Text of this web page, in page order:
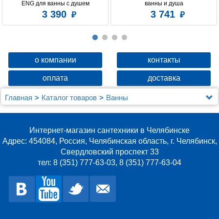
Форсунок гидромассажа
ENG для ванны с душем
3 390
ванны и душа
3 741
о компании контакты
оплата доставка
Главная Каталог товаров
Ванны
Акриловая ванна Gemy G9052 II O L
Интернет-магазин сантехники в Челябинске
Адрес: 454084, Россия, Челябинская область, г. Челябинск,
Свердловский проспект 33
тел: 8 (351) 777-63-03, 8 (351) 777-63-04